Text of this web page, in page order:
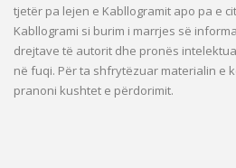
tjetër pa lejen e Kabllogramit apo pa e
Kabllogrami si burim i marrjes së
drejtave të autorit dhe pronës
në fuqi. Për ta shfrytëzuar materialin e
pranoni kushtet e përdorimit.